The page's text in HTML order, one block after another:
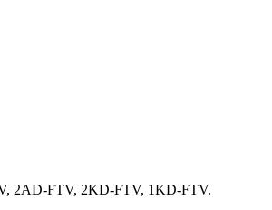
2AD-FTV, 2KD-FTV, 1KD-FTV.